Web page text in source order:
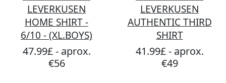
LEVERKUSEN
HOME SHIRT -
6/10 - (XL.BOYS)
47.99£ - aprox.
€56
LEVERKUSEN
AUTHENTIC THIRD
SHIRT
41.99£ - aprox.
€49